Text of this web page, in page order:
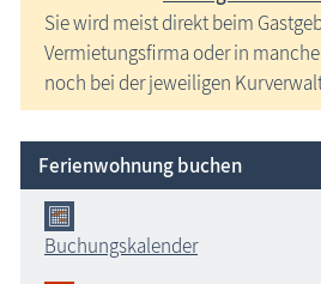
Sie wird meist direkt beim
Vermietungsfirma oder in
noch bei der jeweiligen
Ferienwohnung buchen
Buchungskalender